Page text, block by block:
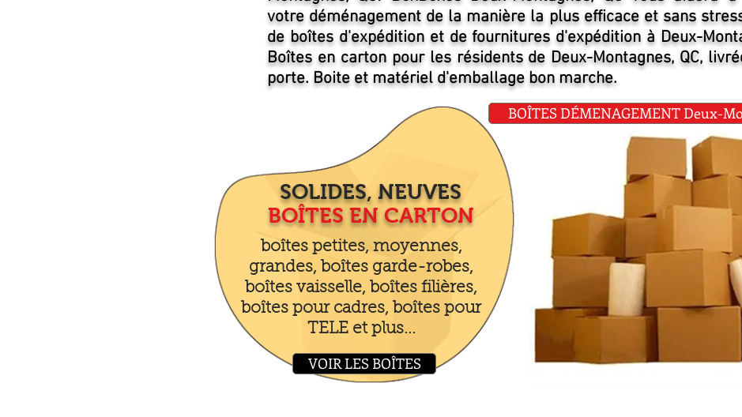
votre déménagement de la manière la plus efficace et sans
de boîtes d'expédition et de fournitures d'expédition à Deux-
Boîtes en carton pour les résidents de Deux-Montagnes, QC,
porte. Boite et matériel d'emballage bon marche.
SOLIDES, NEUVES
BOÎTES EN CARTON
boîtes petites, moyennes,
grandes, boîtes garde-robes,
boîtes vaisselle, boîtes filières,
boîtes pour cadres, boîtes pour
TELE et plus...
VOIR LES BOÎTES
BOÎTES DÉMENAGEMENT Deux-